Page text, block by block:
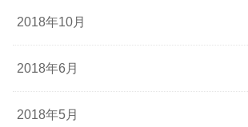
2018年10月
2018年6月
2018年5月